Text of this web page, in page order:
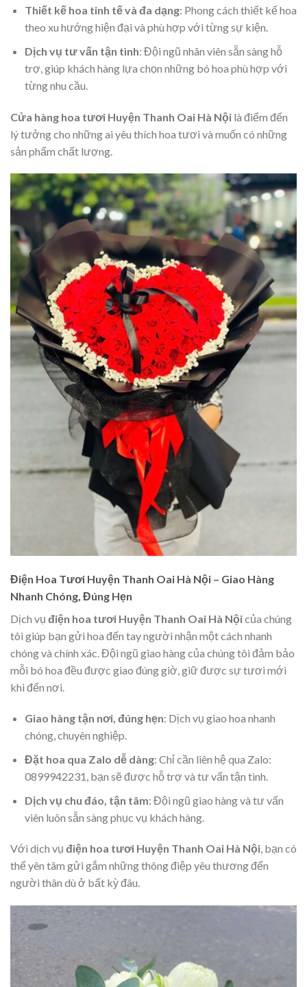
Thiết kế hoa tinh tế và đa dạng: Phong cách thiết kế hoa
theo xu hướng hiện đại và phù hợp với từng sự kiện.
Dịch vụ tư vấn tận tình: Đội ngũ nhân viên sẵn sàng hỗ
trợ, giúp khách hàng lựa chọn những bó hoa phù hợp với
từng nhu cầu.
Cửa hàng hoa tươi Huyện Thanh Oai Hà Nội là điểm đến
lý tưởng cho những ai yêu thích hoa tươi và muốn có những
sản phẩm chất lượng.
Điện Hoa Tươi Huyện Thanh Oai Hà Nội – Giao Hàng
Nhanh Chóng, Đúng Hẹn
Dịch vụ điện hoa tươi Huyện Thanh Oai Hà Nộicủa chúng
tôi giúp bạn gửi hoa đến tay người nhận một cách nhanh
chóng và chính xác. Đội ngũ giao hàng của chúng tôi đảm bảo
mỗi bó hoa đều được giao đúng giờ, giữ được sự tươi mới
khi đến nơi.
Giao hàng tận nơi, đúng hẹn: Dịch vụ giao hoa nhanh
chóng, chuyên nghiệp.
Đặt hoa qua Zalo dễ dàng: Chỉ cần liên hệ qua Zalo:
0899942231, bạn sẽ được hỗ trợ và tư vấn tận tình.
Dịch vụ chu đáo, tận tâm: Đội ngũ giao hàng và tư vấn
viên luôn sẵn sàng phục vụ khách hàng.
Với dịch vụ điện hoa tươi Huyện Thanh Oai Hà Nội, bạn có
thể yên tâm gửi gắm những thông điệp yêu thương đến
người thân dù ở bất kỳ đâu.